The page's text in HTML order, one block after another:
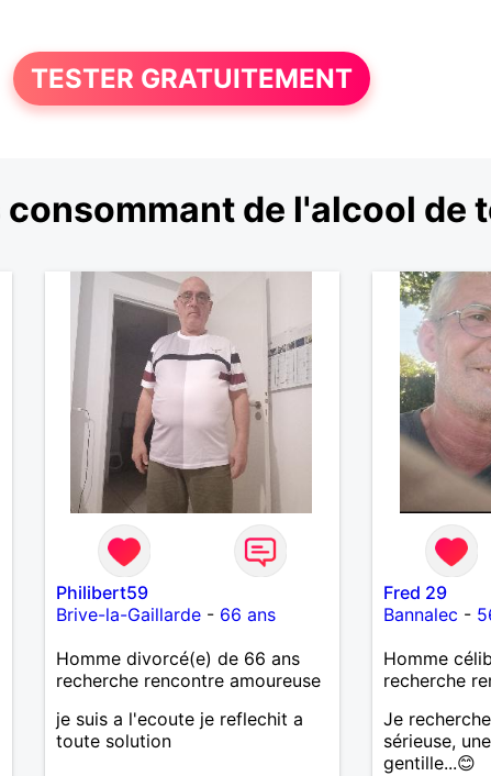
TESTER GRATUITEMENT
de l'alcool de
Philibert59
Brive-la-Gaillarde- 66 ans
Homme divorcé(e) de 66 ans
recherche rencontre amoureuse
je suis a l'ecoute je reflechit a
toute solution
Fred 29
Bannalec -
Homme
recherche
Je
sérieuse,
gentille...😊